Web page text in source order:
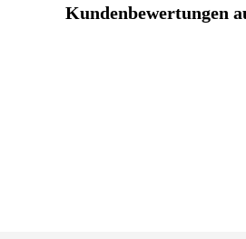
Kundenbewertungen